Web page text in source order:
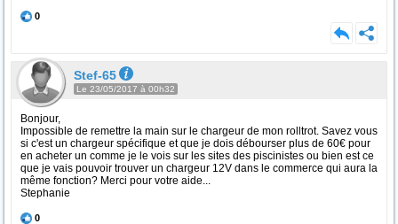
0
Stef-65
Le 23/05/2017 à 00h32
Bonjour,
Impossible de remettre la main sur le chargeur de mon rolltrot. Savez vous
si c'est un chargeur spécifique et que je dois débourser plus de 60€ pour
en acheter un comme je le vois sur les sites des piscinistes ou bien est ce
que je vais pouvoir trouver un chargeur 12V dans le commerce qui aura la
même fonction? Merci pour votre aide...
Stephanie
0